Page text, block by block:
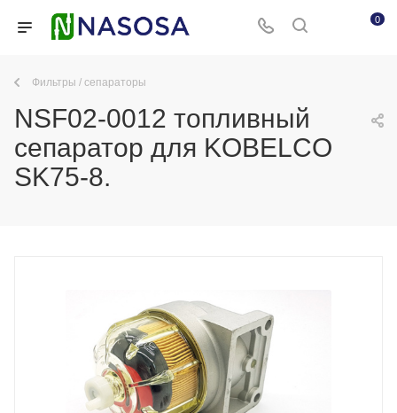
0
Фильтры / сепараторы
NSF02-0012 топливный
сепаратор для KOBELCO
SK75-8.